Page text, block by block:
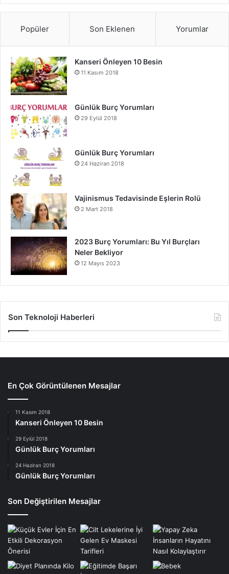
Popüler Son Eklenen Yorumlar
Kanseri Önleyen 10 Besin
11 Kasım 2018
Günlük Burç Yorumları
29 Eylül 2018
Günlük Burç Yorumları
24 Haziran 2018
Vajinismus Tedavisinde Eşlerin Rolü
2 Mart 2018
2023 Burç Yorumları: Bu Yıl Burçları
Neler Bekliyor
12 Mayıs 2023
Son Teknoloji Haberleri
En Çok Görüntülenen Mesajlar
11 Kasım 2018
Kanseri Önleyen 10 Besin
29 Eylül 2018
Günlük Burç Yorumları
24 Haziran 2018
Günlük Burç Yorumları
Son Değiştirilen Mesajlar